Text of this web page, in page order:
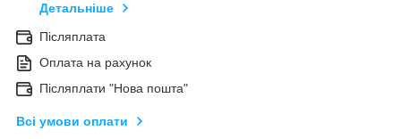
Детальніше
Післяплата
Оплата на рахунок
Післяплати "Нова пошта"
Всі умови оплати